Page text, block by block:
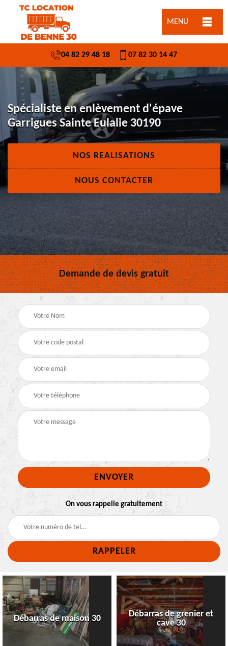
MENU
04 82 29 48 18 07 82 30 14 47
Spécialiste en enlèvement d'épave
Garrigues Sainte Eulalie 30190
NOS REALISATIONS
NOUS CONTACTER
Demande de devis gratuit
On vous rappelle gratuitement
Débarras de maison 30
Débarras de grenier et
cave 30